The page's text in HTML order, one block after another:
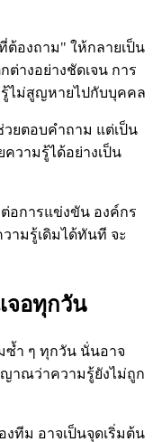
ต้องถาม" ให้กลายเป็น
ต่างอย่างชัดเจน การ
ไม่สูญหายไปกับบุคคล
วยตอบคำถาม แต่เป็น
วามรู้ได้อย่างเป็น
อการแข่งขัน องค์กร
ามรู้เดิมได้ทันที จะ
จอทุกวัน
ำ ๆ ทุกวัน นั่นอาจ
ญาณว่าความรู้ยังไม่ถูก
ทีม อาจเป็นจุดเริ่มต้น